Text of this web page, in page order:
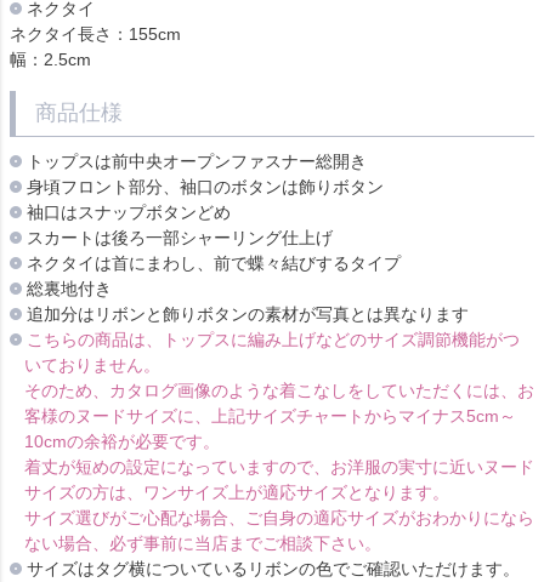
ネクタイ
ネクタイ長さ：155cm
幅：2.5cm
商品仕様
トップスは前中央オープンファスナー総開き
身頃フロント部分、袖口のボタンは飾りボタン
袖口はスナップボタンどめ
スカートは後ろ一部シャーリング仕上げ
ネクタイは首にまわし、前で蝶々結びするタイプ
総裏地付き
追加分はリボンと飾りボタンの素材が写真とは異なります
こちらの商品は、トップスに編み上げなどのサイズ調節機能がつ
いておりません。
そのため、カタログ画像のような着こなしをしていただくには、お
客様のヌードサイズに、上記サイズチャートからマイナス5cm～
10cmの余裕が必要です。
着丈が短めの設定になっていますので、お洋服の実寸に近いヌード
サイズの方は、ワンサイズ上が適応サイズとなります。
サイズ選びがご心配な場合、ご自身の適応サイズがおわかりになら
ない場合、必ず事前に当店までご相談下さい。
サイズはタグ横についているリボンの色でご確認いただけます。